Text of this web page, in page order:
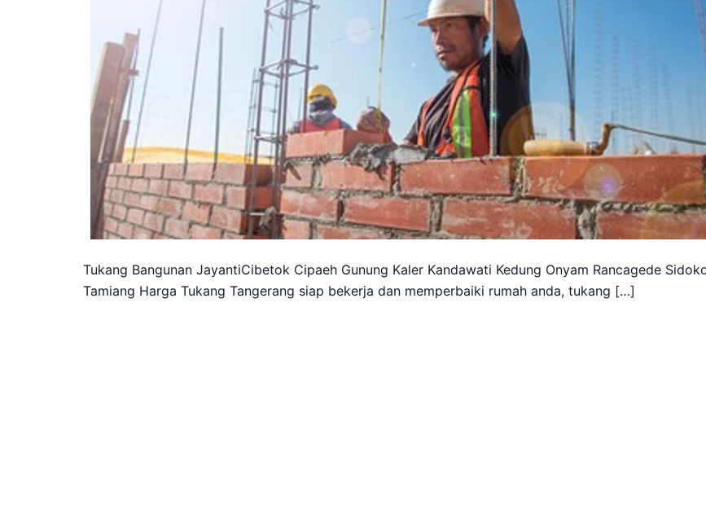
Tukang Bangunan JayantiCibetok Cipaeh Gunung Kaler Kandawati Kedung Onyam Rancagede
Tamiang Harga Tukang Tangerang siap bekerja dan memperbaiki rumah anda, tukang […]